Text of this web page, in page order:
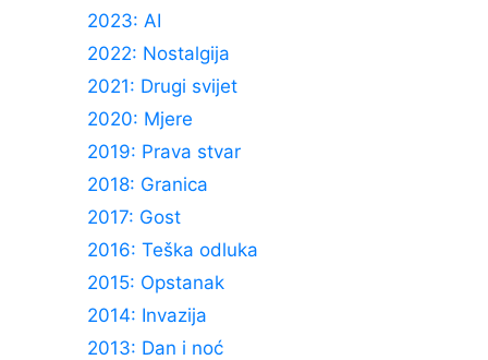
2023: AI
2022: Nostalgija
2021: Drugi svijet
2020: Mjere
2019: Prava stvar
2018: Granica
2017: Gost
2016: Teška odluka
2015: Opstanak
2014: Invazija
2013: Dan i noć